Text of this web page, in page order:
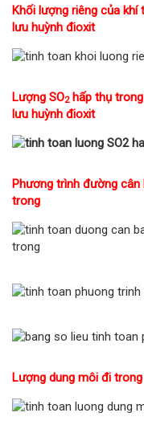
Khối lượng riêng của
lưu huỳnh đioxit
Lượng SO2hấp thụ
lưu huỳnh đioxit
Phương trình đường cân
trong
Lượng dung môi đi